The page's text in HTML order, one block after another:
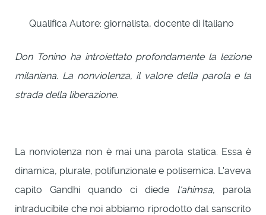
Qualifica Autore: giornalista, docente di Italiano
Don Tonino ha introiettato profondamente la lezione
milaniana. La nonviolenza, il valore della parola e la
strada della liberazione.
La nonviolenza non è mai una parola statica. Essa è
dinamica, plurale, polifunzionale e polisemica. L'aveva
capito Gandhi quando ci diede l'ahimsa, parola
intraducibile che noi abbiamo riprodotto dal sanscrito